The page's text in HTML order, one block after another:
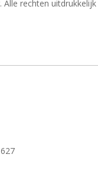
Alle rechten